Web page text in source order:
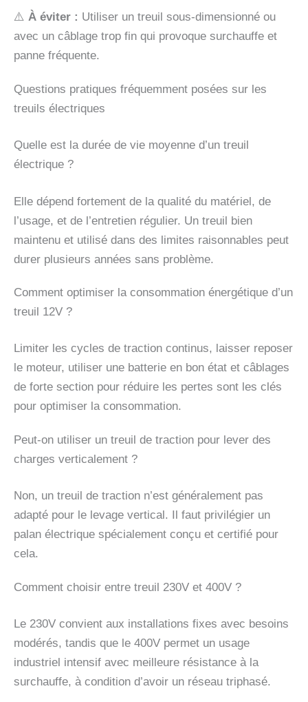
⚠️ À éviter : Utiliser un treuil sous-dimensionné ou
avec un câblage trop fin qui provoque surchauffe et
panne fréquente.
Questions pratiques fréquemment posées sur les
treuils électriques
Quelle est la durée de vie moyenne d’un treuil
électrique ?
Elle dépend fortement de la qualité du matériel, de
l’usage, et de l’entretien régulier. Un treuil bien
maintenu et utilisé dans des limites raisonnables peut
durer plusieurs années sans problème.
Comment optimiser la consommation énergétique d’un
treuil 12V ?
Limiter les cycles de traction continus, laisser reposer
le moteur, utiliser une batterie en bon état et câblages
de forte section pour réduire les pertes sont les clés
pour optimiser la consommation.
Peut-on utiliser un treuil de traction pour lever des
charges verticalement ?
Non, un treuil de traction n’est généralement pas
adapté pour le levage vertical. Il faut privilégier un
palan électrique spécialement conçu et certifié pour
cela.
Comment choisir entre treuil 230V et 400V ?
Le 230V convient aux installations fixes avec besoins
modérés, tandis que le 400V permet un usage
industriel intensif avec meilleure résistance à la
surchauffe, à condition d’avoir un réseau triphasé.